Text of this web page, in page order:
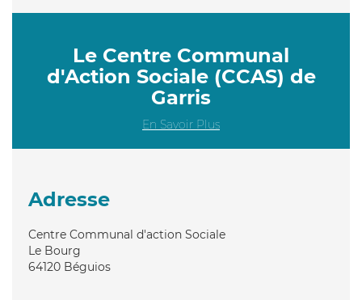
Le Centre Communal
d'Action Sociale (CCAS) de
Garris
En Savoir Plus
Adresse
Centre Communal d'action Sociale
Le Bourg
64120 Béguios